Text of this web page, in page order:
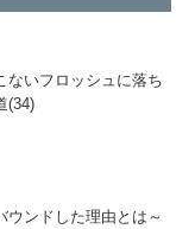
ないフロッシュに落ち
(34)
ウンドした理由とは～